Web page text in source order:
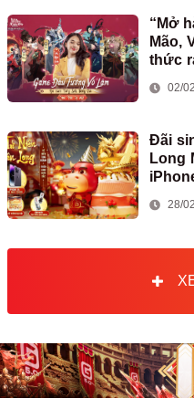
“Mở
Mão,
thức
02/
Đãi
Long
28/